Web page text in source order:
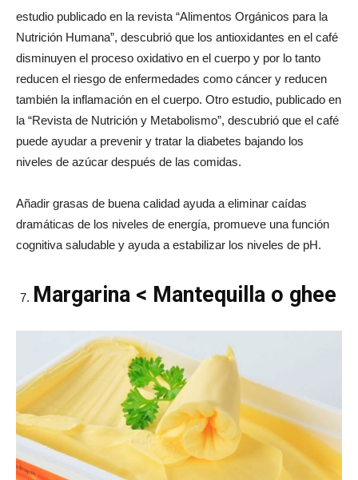
estudio publicado en la revista “Alimentos Orgánicos para la
Nutrición Humana”, descubrió que los antioxidantes en el café
disminuyen el proceso oxidativo en el cuerpo y por lo tanto
reducen el riesgo de enfermedades como cáncer y reducen
también la inflamación en el cuerpo. Otro estudio, publicado en
la “Revista de Nutrición y Metabolismo”, descubrió que el café
puede ayudar a prevenir y tratar la diabetes bajando los
niveles de azúcar después de las comidas.
Añadir grasas de buena calidad ayuda a eliminar caídas
dramáticas de los niveles de energía, promueve una función
cognitiva saludable y ayuda a estabilizar los niveles de pH.
Margarina < Mantequilla o ghee